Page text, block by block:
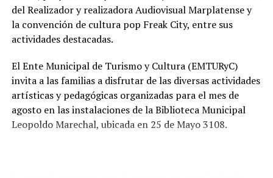
recorrido administrativo con la intervención de la
Comisión de Estudio de Ofertas y Adjudicación, que
tendrá a su cargo la evaluación de las propuestas
obra.
del Realizador y realizadora Audiovisual Marplatense y
la convención de cultura pop Freak City, entre sus
actividades destacadas.
El Ente Municipal de Turismo y Cultura (EMTURyC)
invita a las familias a disfrutar de las diversas actividades
artísticas y pedagógicas organizadas para el mes de
agosto en las instalaciones de la Biblioteca Municipal
Leopoldo Marechal, ubicada en 25 de Mayo 3108.